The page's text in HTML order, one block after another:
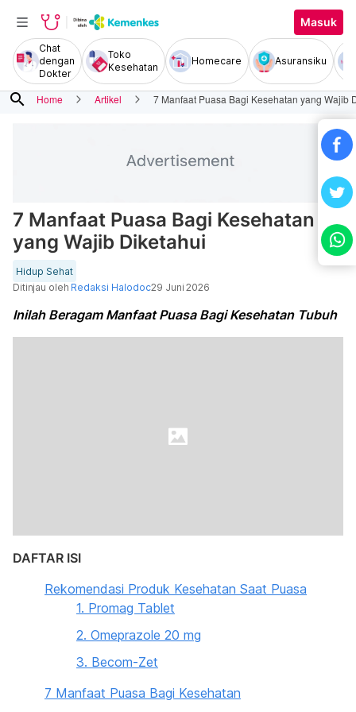
Masuk
Chat
dengan
Dokter
Toko
Kesehatan
Homecare Asuransiku
search Home Artikel 7 Manfaat Puasa Bagi Kesehatan yang Wajib
7 Manfaat Puasa Bagi Kesehatan
yang Wajib Diketahui
Hidup Sehat
Ditinjau oleh Redaksi Halodoc29 Juni 2026
Inilah Beragam Manfaat Puasa Bagi Kesehatan Tubuh
DAFTAR ISI
Rekomendasi Produk Kesehatan Saat Puasa
1. Promag Tablet
2. Omeprazole 20 mg
3. Becom-Zet
7 Manfaat Puasa Bagi Kesehatan